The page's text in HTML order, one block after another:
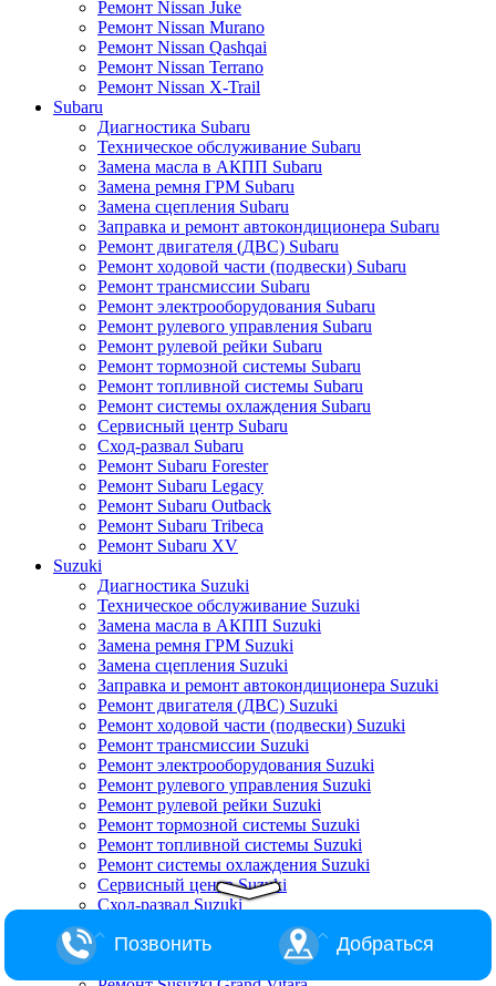
Ремонт Nissan Juke
Ремонт Nissan Murano
Ремонт Nissan Qashqai
Ремонт Nissan Terrano
Ремонт Nissan X-Trail
Subaru
Диагностика Subaru
Техническое обслуживание Subaru
Замена масла в АКПП Subaru
Замена ремня ГРМ Subaru
Замена сцепления Subaru
Заправка и ремонт автокондиционера Subaru
Ремонт двигателя (ДВС) Subaru
Ремонт ходовой части (подвески) Subaru
Ремонт трансмиссии Subaru
Ремонт электрооборудования Subaru
Ремонт рулевого управления Subaru
Ремонт рулевой рейки Subaru
Ремонт тормозной системы Subaru
Ремонт топливной системы Subaru
Ремонт системы охлаждения Subaru
Сервисный центр Subaru
Сход-развал Subaru
Ремонт Subaru Forester
Ремонт Subaru Legacy
Ремонт Subaru Outback
Ремонт Subaru Tribeca
Ремонт Subaru XV
Suzuki
Диагностика Suzuki
Техническое обслуживание Suzuki
Замена масла в АКПП Suzuki
Замена ремня ГРМ Suzuki
Замена сцепления Suzuki
Заправка и ремонт автокондиционера Suzuki
Ремонт двигателя (ДВС) Suzuki
Ремонт ходовой части (подвески) Suzuki
Ремонт трансмиссии Suzuki
Ремонт электрооборудования Suzuki
Ремонт рулевого управления Suzuki
Ремонт рулевой рейки Suzuki
Ремонт тормозной системы Suzuki
Ремонт топливной системы Suzuki
Ремонт системы охлаждения Suzuki
Сервисный центр Suzuki
Сход-развал Suzuki
Ремонт Suzuki Baleno
Позвонить Добраться